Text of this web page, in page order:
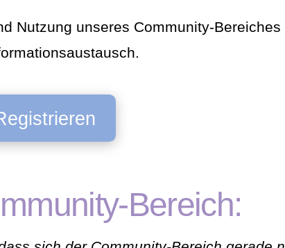
Nutzung unseres Community-
Bereich: